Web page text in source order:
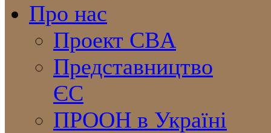
Про нас
Проект CBA
Представництво
ЄС
ПРООН в Україні